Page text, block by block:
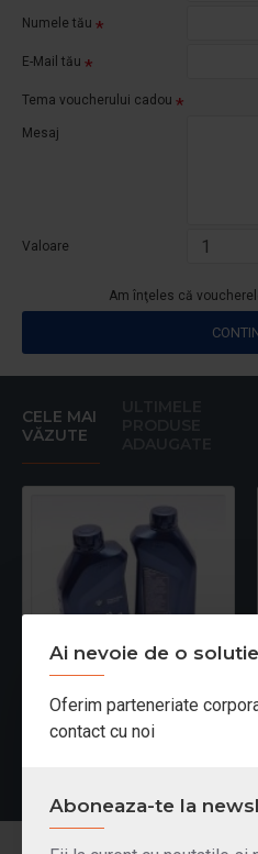
Ai nevoie de o
Oferim parteneriate
contact cu noi
Aboneaza-te la
Numele tău
E-Mail tău
Tema voucherului cadou
Mesaj
Valoare
Am înţeles că
CELE MAI
VĂZUTE
BMW 5W30 TWIN POWER TURBO LL-04 5W-30 1L
44,50 Lei 54,64 Lei